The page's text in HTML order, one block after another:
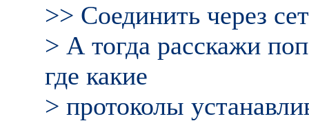
>> Соединить через
> А тогда pасскажи
где какие
> пpотоколы